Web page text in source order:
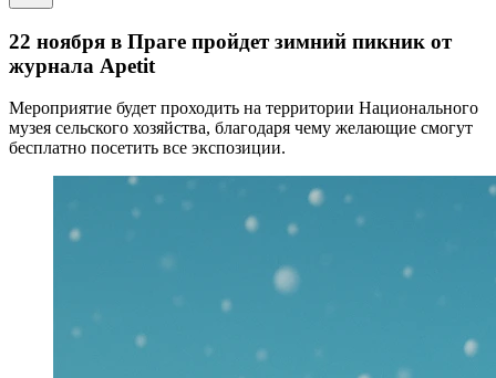
22 ноября в Праге пройдет зимний пикник от
журнала Apetit
Мероприятие будет проходить на территории Национального
музея сельского хозяйства, благодаря чему желающие смогут
бесплатно посетить все экспозиции.